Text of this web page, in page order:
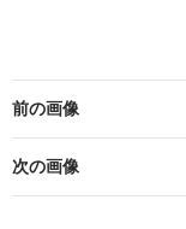
前の画像
次の画像